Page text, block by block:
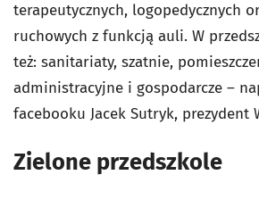
terapeutycznych, logopedycznych
ruchowych z funkcją auli. W
też: sanitariaty, szatnie,
administracyjne i gospodarcze –
facebooku Jacek Sutryk, prezydent
Zielone przedszkole